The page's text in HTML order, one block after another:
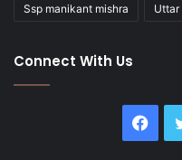
Ssp manikant mishra Uttar
Connect With Us